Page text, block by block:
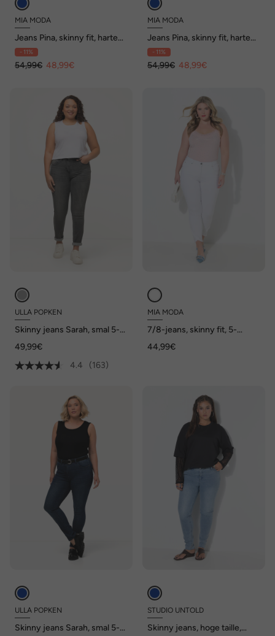
MIA MODA
Jeans Pina, skinny fit, harten,
5-pocket
- 11%
54,99€ 48,99€
MIA MODA
Jeans Pina, skinny fit, harten,
5-pocket
- 11%
54,99€ 48,99€
ULLA POPKEN
Skinny jeans Sarah, smal 5-
49,99€
4.4
(163)
MIA MODA
7/8-jeans, skinny fit, 5-
44,99€
ULLA POPKEN
Skinny jeans Sarah, smal 5-
STUDIO UNTOLD
Skinny jeans, hoge taille,